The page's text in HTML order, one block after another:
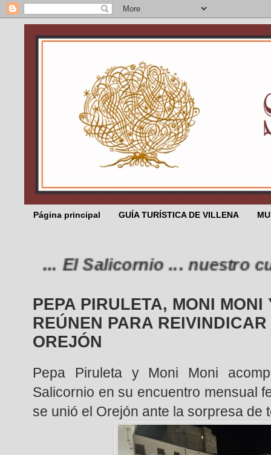
Página principal GUÍA TURÍSTICA DE VILLENA
... El Salicornio ... nuestro
PEPA PIRULETA, MONI MONI
REÚNEN PARA
OREJÓN
Pepa Piruleta y Moni Moni
Salicornio en su encuentro mensual
se unió el Orejón ante la sorpresa de